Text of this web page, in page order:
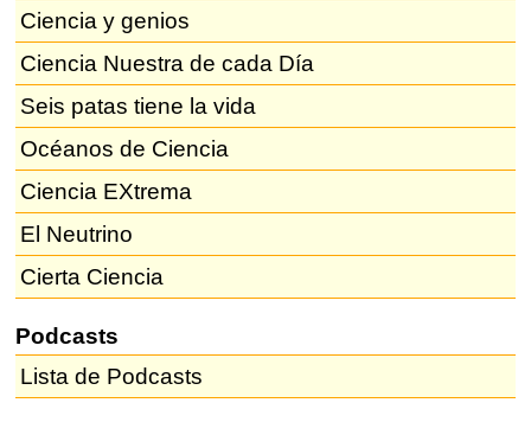
Ciencia y genios
Ciencia Nuestra de cada Día
Seis patas tiene la vida
Océanos de Ciencia
Ciencia EXtrema
El Neutrino
Cierta Ciencia
Podcasts
Lista de Podcasts